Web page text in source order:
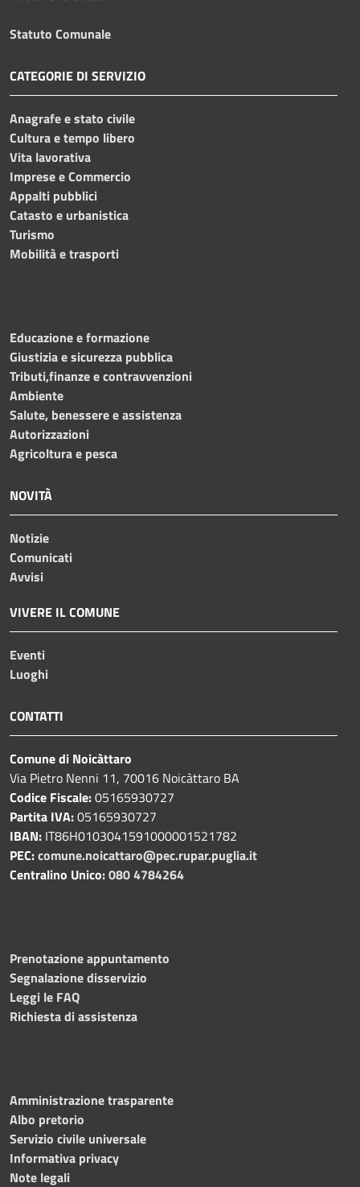
Statuto Comunale
CATEGORIE DI SERVIZIO
Anagrafe e stato civile
Cultura e tempo libero
Vita lavorativa
Imprese e Commercio
Appalti pubblici
Catasto e urbanistica
Turismo
Mobilità e trasporti
Educazione e formazione
Giustizia e sicurezza pubblica
Tributi,finanze e contravvenzioni
Ambiente
Salute, benessere e assistenza
Autorizzazioni
Agricoltura e pesca
NOVITÀ
Notizie
Comunicati
Avvisi
VIVERE IL COMUNE
Eventi
Luoghi
CONTATTI
Comune di Noicàttaro
Via Pietro Nenni 11, 70016 Noicàttaro BA
Codice Fiscale:05165930727
Partita IVA:05165930727
IBAN: IT86H0103041591000001521782
PEC:comune.noicattaro@pec.rupar.puglia.it
Centralino Unico:080 4784264
Prenotazione appuntamento
Segnalazione disservizio
Leggi le FAQ
Richiesta di assistenza
Amministrazione trasparente
Albo pretorio
Servizio civile universale
Informativa privacy
Note legali